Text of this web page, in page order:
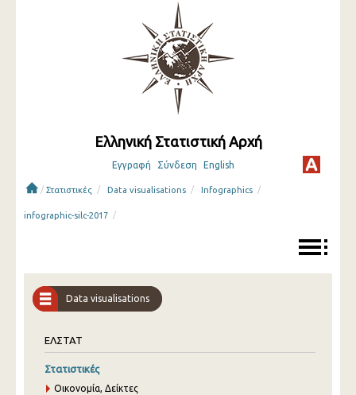
Ελληνική Στατιστική Αρχή
Εγγραφή Σύνδεση English
/ Στατιστικές / Data visualisations / Infographics /
infographic-silc-2017 /
Data visualisations
ΕΛΣΤΑΤ
Στατιστικές
Οικονομία, Δείκτες